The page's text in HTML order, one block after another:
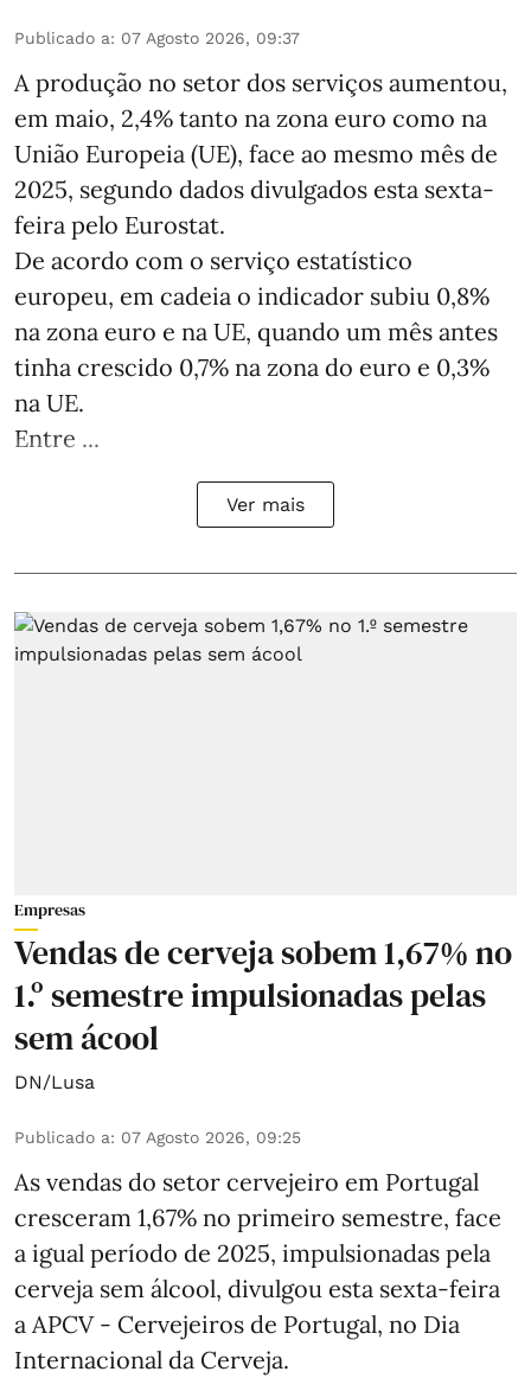
Publicado a: 07 Agosto 2026, 09:37
A produção no setor dos serviços aumentou,
em maio, 2,4% tanto na zona euro como na
União Europeia (UE), face ao mesmo mês de
2025, segundo dados divulgados esta sexta-
feira pelo Eurostat.
De acordo com o serviço estatístico
europeu, em cadeia o indicador subiu 0,8%
na zona euro e na UE, quando um mês antes
tinha crescido 0,7% na zona do euro e 0,3%
na UE.
Entre ...
Ver mais
Empresas
Vendas de cerveja sobem 1,67% no
1.º semestre impulsionadas pelas
sem ácool
DN/Lusa
Publicado a: 07 Agosto 2026, 09:25
As vendas do setor cervejeiro em Portugal
cresceram 1,67% no primeiro semestre, face
a igual período de 2025, impulsionadas pela
cerveja sem álcool, divulgou esta sexta-feira
a APCV - Cervejeiros de Portugal, no Dia
Internacional da Cerveja.